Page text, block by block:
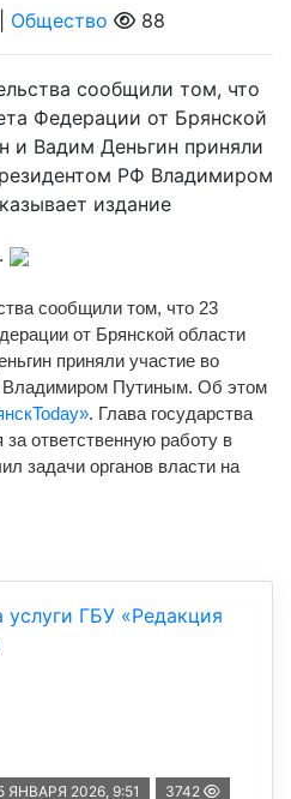
Общество 88
сообщили том, что
Федерации от Брянской
и Вадим Деньгин приняли
РФ Владимиром
издание
сообщили том, что 23
от Брянской области
приняли участие во
Владимиром Путиным. Об этом
. Глава государства
ответственную работу в
задачи органов власти на
ЯНВАРЯ 2026, 9:51 3742